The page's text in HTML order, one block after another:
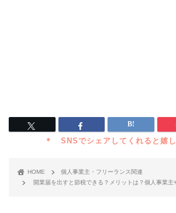
HOME
個人事業主・フリーランス関連
開業届を出すと節税できる？メリットは？個人事業主